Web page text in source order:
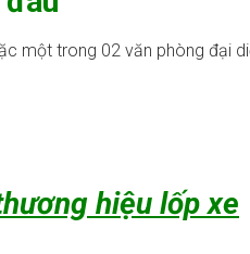
một trong 02 văn phòng đại
hiệu lốp xe